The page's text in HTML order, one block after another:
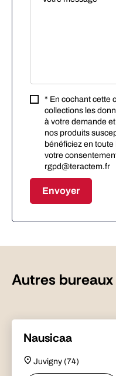
* En cochant cette
collections les
à votre demande
nos produits
bénéficiez en
votre
rgpd@teractem.fr
Envoyer
Autres
Nausicaa
Juvigny (74)